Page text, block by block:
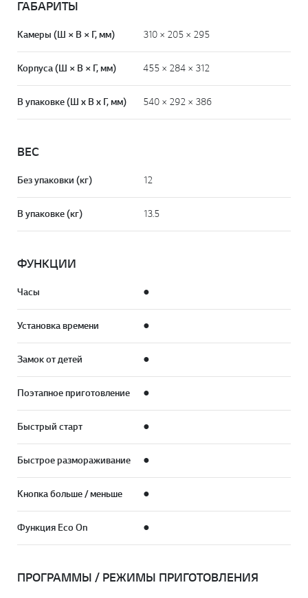
ГАБАРИТЫ
Камеры (Ш × В × Г, мм) 310 × 205 × 295
Корпуса (Ш × В × Г, мм) 455 × 284 × 312
В упаковке (Ш х В х Г, мм) 540 × 292 × 386
ВЕС
Без упаковки (кг) 12
В упаковке (кг) 13.5
ФУНКЦИИ
Часы ●
Установка времени ●
Замок от детей ●
Поэтапное приготовление ●
Быстрый старт ●
Быстрое размораживание ●
Кнопка больше / меньше ●
Функция Eco On ●
ПРОГРАММЫ / РЕЖИМЫ ПРИГОТОВЛЕНИЯ